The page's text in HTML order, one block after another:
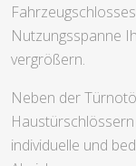
Nutzungsspanne
vergrößern.
Neben der
individuelle und